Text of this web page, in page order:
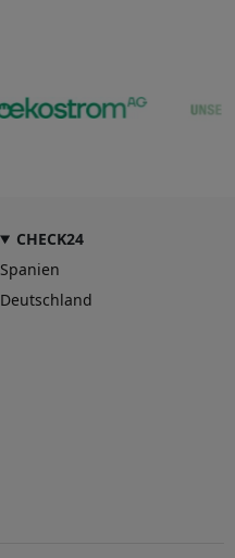
CHECK24
Spanien
Deutschland